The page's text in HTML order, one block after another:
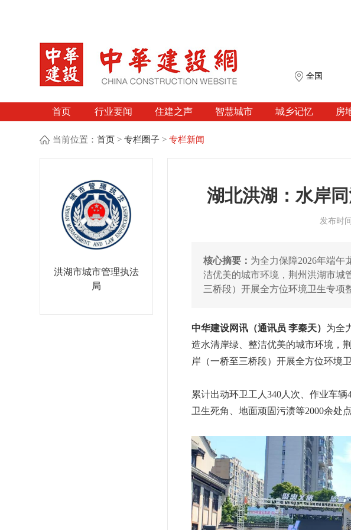
全国
首页 行业要闻 住建之声 智慧城市 城乡记忆 房
当前位置：首页 >专栏圈子 >专栏新闻
洪湖市城市管理执法
局
湖北洪湖：水岸
发布时
核心摘要： 为全力保障2026年端午
洁优美的城市环境，荆州洪湖市城
三桥段）开展全方位环境卫生专项
中华建设网讯（通讯员 李秦天） 为全
造水清岸绿、整洁优美的城市环境，
岸（一桥至三桥段）开展全方位环境
累计出动环卫工人340人次、作业车
卫生死角、地面顽固污渍等2000余处点